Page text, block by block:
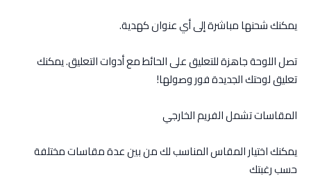
يمكنك شحنها مباشرة إلى أي عنوان كهدية.
تصل اللوحة جاهزة للتعليق على الحائط مع أدوات التعليق. يمكنك
تعليق لوحتك الجديدة فور وصولها!
المقاسات تشمل الفريم الخارجي
يمكنك اختيار المقاس المناسب لك من بين عدة مقاسات مختلفة
حسب رغبتك